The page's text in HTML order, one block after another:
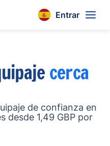
Entrar
cerca
de confianza en
desde 1,49 GBP por